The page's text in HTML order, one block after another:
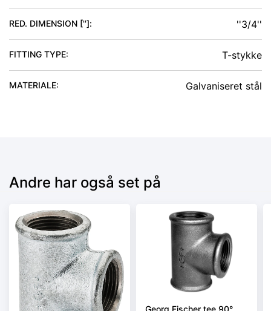
RED. DIMENSION ['']: ''3/4''
FITTING TYPE: T-stykke
MATERIALE: Galvaniseret stål
Andre har også set på
Georg Fischer tee 90°